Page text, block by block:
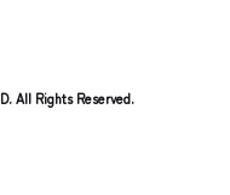
All Rights Reserved.